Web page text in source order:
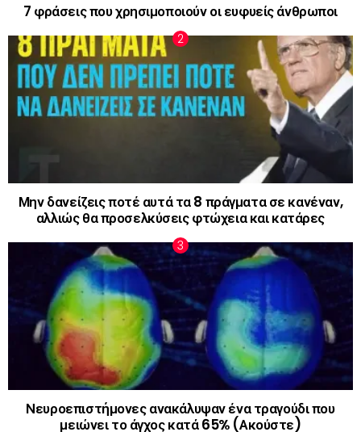
7 φράσεις που χρησιμοποιούν οι ευφυείς άνθρωποι
Μην δανείζεις ποτέ αυτά τα 8 πράγματα σε κανέναν,
αλλιώς θα προσελκύσεις φτώχεια και κατάρες
Νευροεπιστήμονες ανακάλυψαν ένα τραγούδι που
μειώνει το άγχος κατά 65% (Ακούστε)